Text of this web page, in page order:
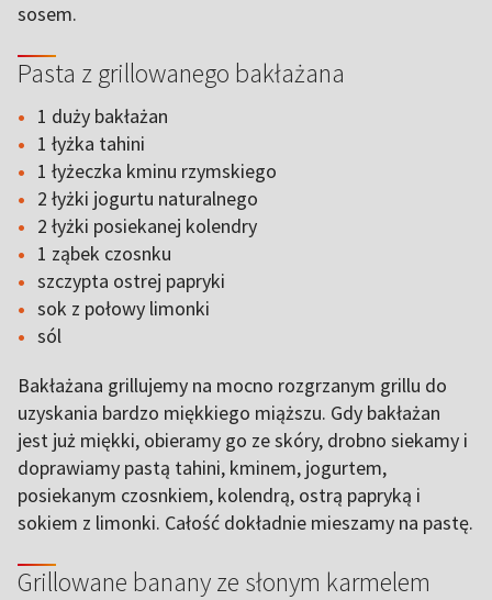
sosem.
Pasta z grillowanego bakłażana
1 duży bakłażan
1 łyżka tahini
1 łyżeczka kminu rzymskiego
2 łyżki jogurtu naturalnego
2 łyżki posiekanej kolendry
1 ząbek czosnku
szczypta ostrej papryki
sok z połowy limonki
sól
Bakłażana grillujemy na mocno rozgrzanym grillu do
uzyskania bardzo miękkiego miąższu. Gdy bakłażan
jest już miękki, obieramy go ze skóry, drobno siekamy i
doprawiamy pastą tahini, kminem, jogurtem,
posiekanym czosnkiem, kolendrą, ostrą papryką i
sokiem z limonki. Całość dokładnie mieszamy na pastę.
Grillowane banany ze słonym karmelem